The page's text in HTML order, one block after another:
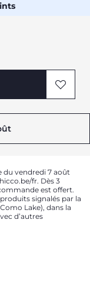
du vendredi 7 août
fr. Dès 3
est offert.
signalés par la
Lake), dans la
d’autres